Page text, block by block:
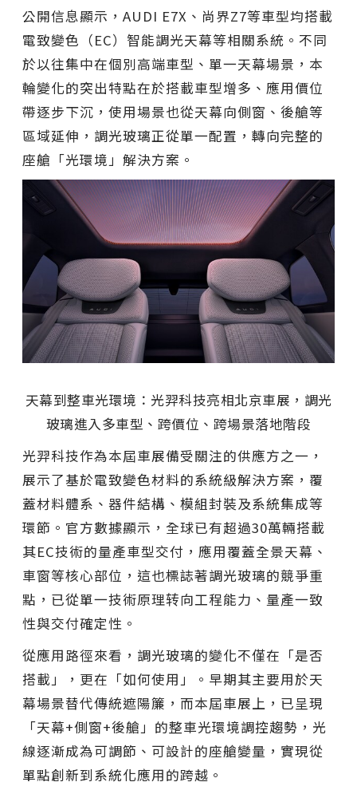
公開信息顯示，AUDI E7X、尚界Z7等車型均搭載
電致變色（EC）智能調光天幕等相關系統。不同
於以往集中在個別高端車型、單一天幕場景，本
輪變化的突出特點在於搭載車型增多、應用價位
帶逐步下沉，使用場景也從天幕向側窗、後艙等
區域延伸，調光玻璃正從單一配置，轉向完整的
座艙「光環境」解決方案。
天幕到整車光環境：光羿科技亮相北京車展，調光
玻璃進入多車型、跨價位、跨場景落地階段
光羿科技作為本屆車展備受關注的供應方之一，
展示了基於電致變色材料的系統級解決方案，覆
蓋材料體系、器件結構、模組封裝及系統集成等
環節。官方數據顯示，全球已有超過30萬輛搭載
其EC技術的量產車型交付，應用覆蓋全景天幕、
車窗等核心部位，這也標誌著調光玻璃的競爭重
點，已從單一技術原理转向工程能力、量產一致
性與交付確定性。
從應用路徑來看，調光玻璃的變化不僅在「是否
搭載」，更在「如何使用」。早期其主要用於天
幕場景替代傳統遮陽簾，而本屆車展上，已呈現
「天幕+側窗+後艙」的整車光環境調控趨勢，光
線逐漸成為可調節、可設計的座艙變量，實現從
單點創新到系統化應用的跨越。